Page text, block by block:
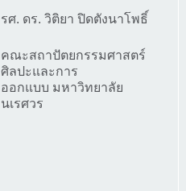
รศ. ดร. วิติยา ปิดตังนาโพธิ์
คณะสถาปัตยกรรมศาสตร์
ศิลปะและการ
ออกแบบ มหาวิทยาลัย
นเรศวร